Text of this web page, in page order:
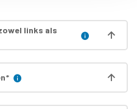
links als
*